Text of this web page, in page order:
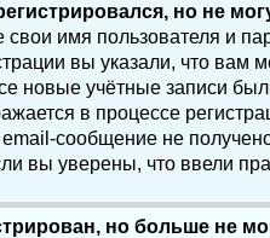
но не
свои имя пользователя и
вы указали, что вам
новые учётные записи
в процессе
сообщение не
вы уверены, что ввели
но больше не